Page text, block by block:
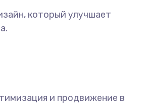
который улучшает
и продвижение в